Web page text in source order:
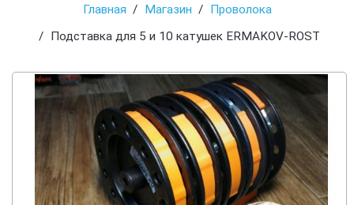
Главная Магазин
Проволока
Подставка для 5 и 10 катушек ERMAKOV-ROST